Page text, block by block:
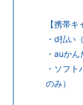
【携帯
・d払い
・auか
・ソフ
のみ）